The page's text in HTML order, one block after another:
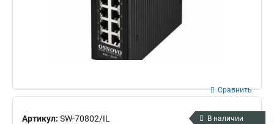
Артикул: SW-70802/IL
Сравнить
В наличии